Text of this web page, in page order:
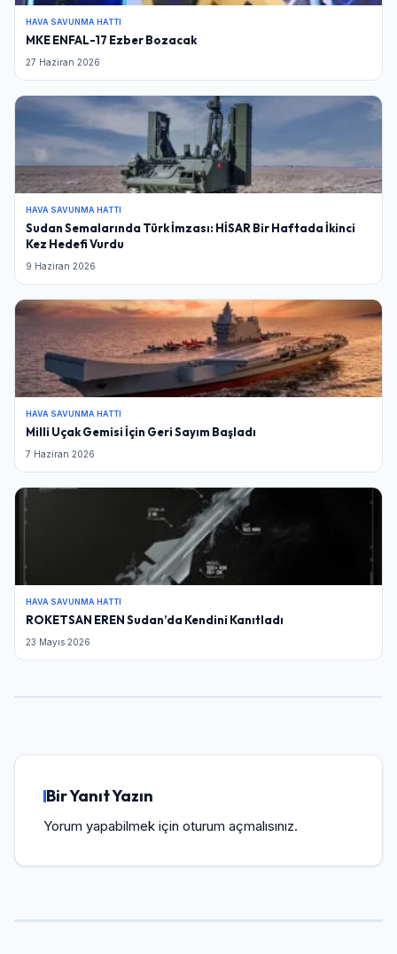
HAVA SAVUNMA HATTI
MKE ENFAL-17 Ezber Bozacak
27 Haziran 2026
HAVA SAVUNMA HATTI
Sudan Semalarında Türk İmzası: HİSAR Bir Haftada İkinci
Kez Hedefi Vurdu
9 Haziran 2026
HAVA SAVUNMA HATTI
Milli Uçak Gemisi İçin Geri Sayım Başladı
7 Haziran 2026
HAVA SAVUNMA HATTI
ROKETSAN EREN Sudan’da Kendini Kanıtladı
23 Mayıs 2026
Bir Yanıt Yazın
Yorum yapabilmek için oturum açmalısınız.